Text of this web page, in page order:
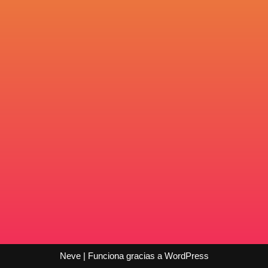
Neve| Funciona gracias a WordPress